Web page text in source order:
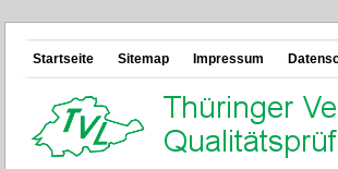
Startseite Sitemap Impressum